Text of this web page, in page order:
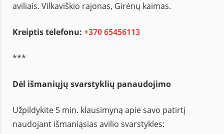
aviliais. Vilkaviškio rajonas, Girėnų kaimas.
Kreiptis telefonu: +370 65456113
***
Dėl išmaniųjų svarstyklių panaudojimo
Užpildykite 5 min. klausimyną apie savo patirtį
naudojant išmaniąsias avilio svarstykles: